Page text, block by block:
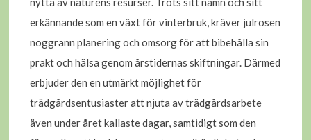
erkännande som en växt för vinterbruk, kräver julrosen
noggrann planering och omsorg för att bibehålla sin
prakt och hälsa genom årstidernas skiftningar. Därmed
erbjuder den en utmärkt möjlighet för
trädgårdsentusiaster att njuta av trädgårdsarbete
även under året kallaste dagar, samtidigt som den